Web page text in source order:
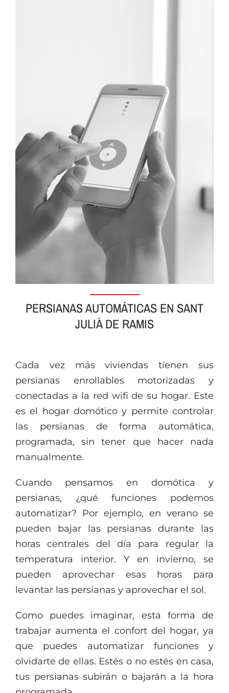
PERSIANAS AUTOMÁTICAS EN SANT
JULIÀ DE RAMIS
Cada vez más viviendas tienen sus
persianas enrollables motorizadas y
conectadas a la red wifi de su hogar. Este
es el hogar domótico y permite controlar
las persianas de forma automática,
programada, sin tener que hacer nada
manualmente.
Cuando pensamos en domótica y
persianas, ¿qué funciones podemos
automatizar? Por ejemplo, en verano se
pueden bajar las persianas durante las
horas centrales del día para regular la
temperatura interior. Y en invierno, se
pueden aprovechar esas horas para
levantar las persianas y aprovechar el sol.
Como puedes imaginar, esta forma de
trabajar aumenta el confort del hogar, ya
que puedes automatizar funciones y
olvidarte de ellas. Estés o no estés en casa,
tus persianas subirán o bajarán a la hora